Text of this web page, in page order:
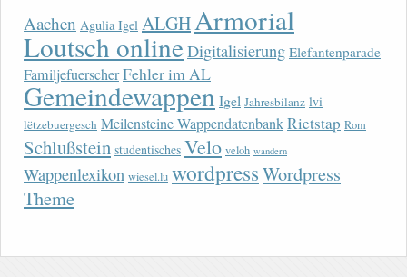
Aachen Agulia Igel ALGH Armorial
Loutsch onlineDigitalisierung Elefantenparade
FamiljefuerscherFehler im AL
Gemeindewappen Igel Jahresbilanz lvi
lëtzebuergesch Meilensteine WappendatenbankRietstap Rom
Schlußstein studentisches Velo veloh wandern
Wappenlexikon wiesel.lu wordpressWordpress
Theme